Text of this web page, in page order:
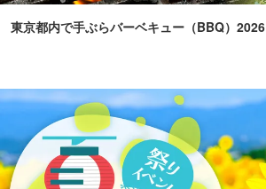
東京都内で手ぶらバーベキュー（BBQ）2026